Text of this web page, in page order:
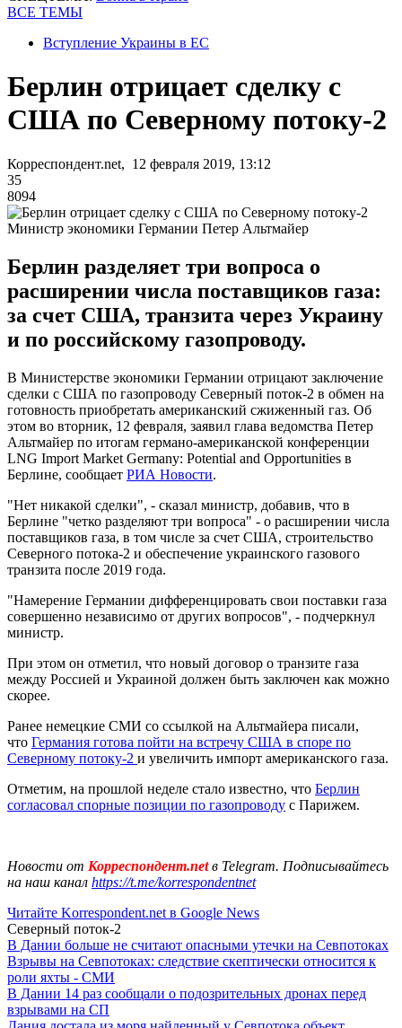
ВСЕ ТЕМЫ
Вступление Украины в ЕС
Берлин отрицает сделку с
США по Северному потоку-2
Корреспондент.net, 12 февраля 2019, 13:12
35
8094
Министр экономики Германии Петер Альтмайер
Берлин разделяет три вопроса о
расширении числа поставщиков газа:
за счет США, транзита через Украину
и по российскому газопроводу.
В Министерстве экономики Германии отрицают заключение
сделки с США по газопроводу Северный поток-2 в обмен на
готовность приобретать американский сжиженный газ. Об
этом во вторник, 12 февраля, заявил глава ведомства Петер
Альтмайер по итогам германо-американской конференции
LNG Import Market Germany: Potential and Opportunities в
Берлине, сообщает РИА Новости.
"Нет никакой сделки", - сказал министр, добавив, что в
Берлине "четко разделяют три вопроса" - о расширении числа
поставщиков газа, в том числе за счет США, строительство
Северного потока-2 и обеспечение украинского газового
транзита после 2019 года.
"Намерение Германии дифференцировать свои поставки газа
совершенно независимо от других вопросов", - подчеркнул
министр.
При этом он отметил, что новый договор о транзите газа
между Россией и Украиной должен быть заключен как можно
скорее.
Ранее немецкие СМИ со ссылкой на Альтмайера писали,
что Германия готова пойти на встречу США в споре по
Северному потоку-2 и увеличить импорт американского газа.
Отметим, на прошлой неделе стало известно, что Берлин
согласовал спорные позиции по газопроводу с Парижем.
Новости от Корреспондент.netв Telegram. Подписывайтесь
на наш канал https://t.me/korrespondentnet
Читайте Korrespondent.net в Google News
Северный поток-2
В Дании больше не считают опасными утечки на Севпотоках
Взрывы на Севпотоках: следствие скептически относится к
роли яхты - СМИ
В Дании 14 раз сообщали о подозрительных дронах перед
взрывами на СП